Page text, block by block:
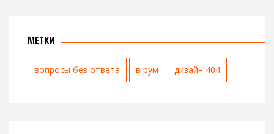
МЕТКИ
вопросы без ответа в рум дизайн 404